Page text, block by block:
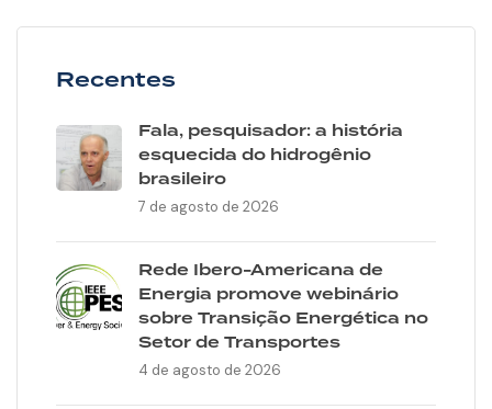
Recentes
Fala, pesquisador: a história
esquecida do hidrogênio
brasileiro
7 de agosto de 2026
Rede Ibero-Americana de
Energia promove webinário
sobre Transição Energética no
Setor de Transportes
4 de agosto de 2026